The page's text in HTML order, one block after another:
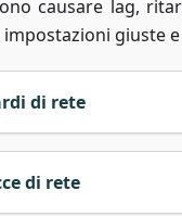
causare lag,
giuste
di rete
di rete